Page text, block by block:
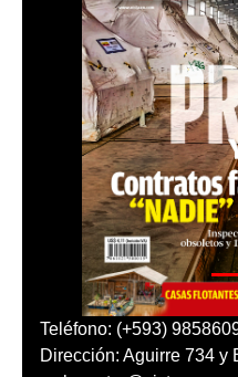
Teléfono: (+593)
Dirección: Aguirre 734 y